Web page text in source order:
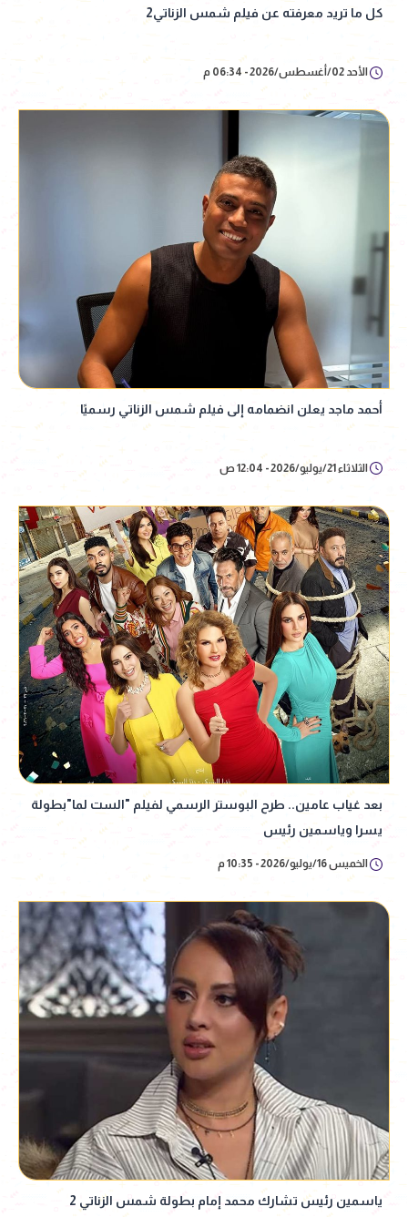
كل ما تريد معرفته عن فيلم شمس الزناتي2
الأحد 02/أغسطس/2026 - 06:34 م
أحمد ماجد يعلن انضمامه إلى فيلم شمس الزناتي رسميًا
الثلاثاء 21/يوليو/2026 - 12:04 ص
بعد غياب عامين.. طرح البوستر الرسمي لفيلم "الست لما"بطولة
يسرا وياسمين رئيس
الخميس 16/يوليو/2026 - 10:35 م
ياسمين رئيس تشارك محمد إمام بطولة شمس الزناتي 2